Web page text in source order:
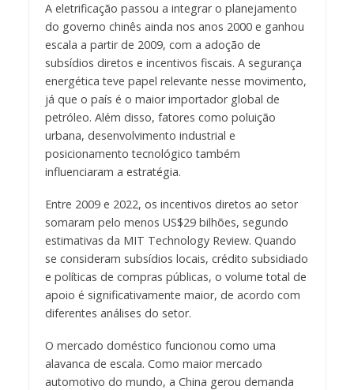
A eletrificação passou a integrar o planejamento
do governo chinês ainda nos anos 2000 e ganhou
escala a partir de 2009, com a adoção de
subsídios diretos e incentivos fiscais. A segurança
energética teve papel relevante nesse movimento,
já que o país é o maior importador global de
petróleo. Além disso, fatores como poluição
urbana, desenvolvimento industrial e
posicionamento tecnológico também
influenciaram a estratégia.
Entre 2009 e 2022, os incentivos diretos ao setor
somaram pelo menos US$29 bilhões, segundo
estimativas da MIT Technology Review. Quando
se consideram subsídios locais, crédito subsidiado
e políticas de compras públicas, o volume total de
apoio é significativamente maior, de acordo com
diferentes análises do setor.
O mercado doméstico funcionou como uma
alavanca de escala. Como maior mercado
automotivo do mundo, a China gerou demanda